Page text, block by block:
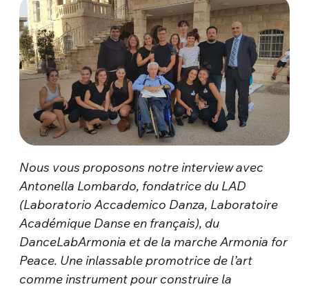
Nous vous proposons notre interview avec
Antonella Lombardo, fondatrice du LAD
(Laboratorio Accademico Danza, Laboratoire
Académique Danse en français), du
DanceLabArmonia et de la marche Armonia for
Peace. Une inlassable promotrice de l’art
comme instrument pour construire la